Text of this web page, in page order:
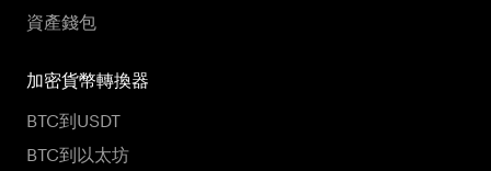
資產錢包
加密貨幣轉換器
BTC到USDT
BTC到以太坊